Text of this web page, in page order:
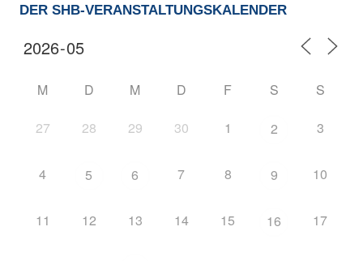
DER SHB-VERANSTALTUNGSKALENDER
M D M D F S S
27 28 29 30 1 2 3
4 5 6 7 8 9 10
11 12 13 14 15 16 17